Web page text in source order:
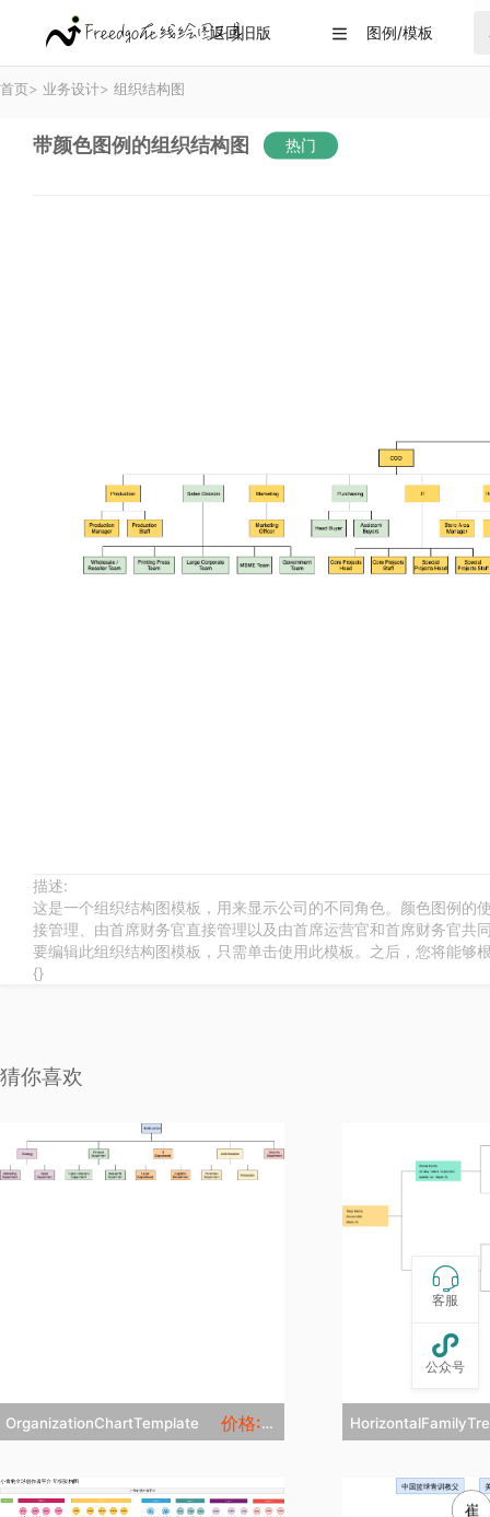
返回旧版  图例/模板
首页> 业务设计> 组织结构图
带颜色图例的组织结构图 热门
描述:
这是一个组织结构图模板，用来显示公司的不同角色。颜色图例
接管理、由首席财务官直接管理以及由首席运营官和首席财务官共
要编辑此组织结构图模板，只需单击使用此模板。之后，您将能够
{}
猜你喜欢
OrganizationChartTemplate 价格:5


客服

公众号